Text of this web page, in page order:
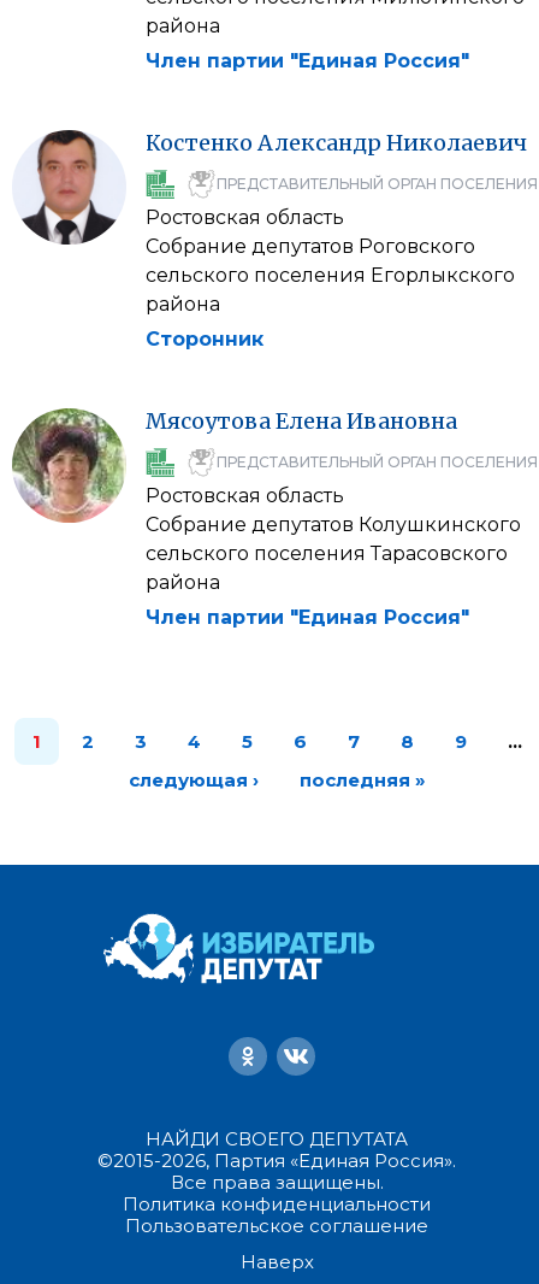
района
Член партии "Единая Россия"
Костенко Александр Николаевич
ПРЕДСТАВИТЕЛЬНЫЙ ОРГАН ПОСЕЛЕНИЯ
Ростовская область
Собрание депутатов Роговского
сельского поселения Егорлыкского
района
Сторонник
МясоутоваЕленаИвановна
ПРЕДСТАВИТЕЛЬНЫЙ ОРГАН ПОСЕЛЕНИЯ
Ростовская область
Собрание депутатов Колушкинского
сельского поселения Тарасовского
района
Член партии "Единая Россия"
1 2 3 4 5 6 7 8 9
…
следующая ›
последняя »
НАЙДИ СВОЕГО ДЕПУТАТА
©2015-2026, Партия «Единая Россия».
Все права защищены.
Политика конфиденциальности
Пользовательское соглашение
Наверх